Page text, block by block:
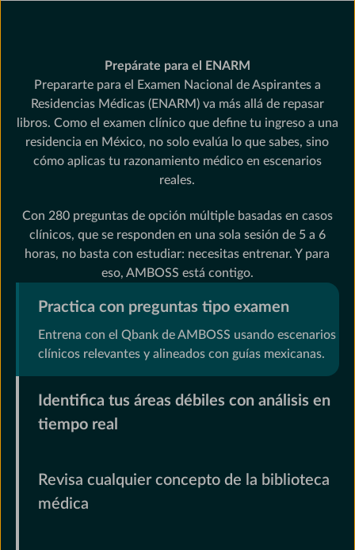
Prepárate para el ENARM
Prepararte para el Examen Nacional de Aspirantes a
Residencias Médicas (ENARM) va más allá de repasar
libros. Como el examen clínico que define tu ingreso a una
residencia en México, no solo evalúa lo que sabes, sino
cómo aplicas tu razonamiento médico en escenarios
reales.
Con 280 preguntas de opción múltiple basadas en casos
clínicos, que se responden en una sola sesión de 5 a 6
horas, no basta con estudiar: necesitas entrenar. Y para
eso, AMBOSS está contigo.
Practica con preguntas tipo examen
Entrena con el Qbank de AMBOSS usando escenarios
clínicos relevantes y alineados con guías mexicanas.
Identifica tus áreas débiles con análisis en
tiempo real
Revisa cualquier concepto de la biblioteca
médica